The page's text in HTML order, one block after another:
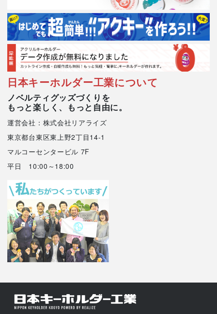
日本キーホルダー工業について
ノベルティグッズづくりを
もっと楽しく、もっと自由に。
運営会社：株式会社リアライズ
東京都台東区東上野2丁目14-1
マルコーセンタービル 7F
平日 10:00～18:00